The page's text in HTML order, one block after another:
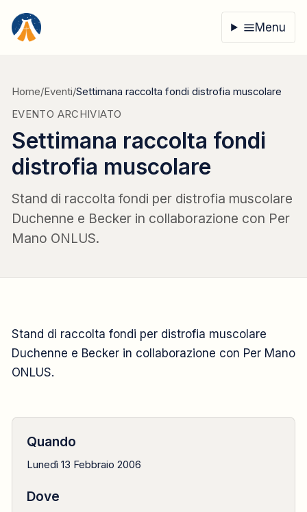
Menu
Home/Eventi/Settimana raccolta fondi distrofia muscolare
EVENTO ARCHIVIATO
Settimana raccolta fondi
distrofia muscolare
Stand di raccolta fondi per distrofia muscolare
Duchenne e Becker in collaborazione con Per
Mano ONLUS.
2006
13 febbraio
Stand di raccolta fondi per distrofia muscolare
Duchenne e Becker in collaborazione con Per Mano
ONLUS.
Quando
Lunedì 13 Febbraio 2006
Dove